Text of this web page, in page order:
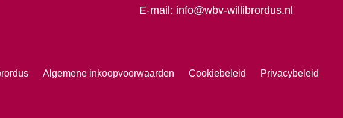
E-mail: info@wbv-willibrordus.nl
Algemene inkoopvoorwaarden Cookiebeleid Privacybeleid